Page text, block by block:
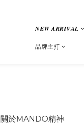
𝑵𝑬𝑾 𝑨𝑹𝑹𝑰𝑽𝑨𝑳
品牌主打
關於MANDO精神